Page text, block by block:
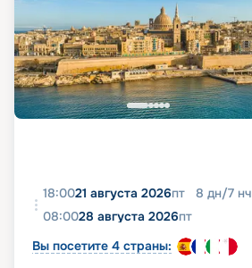
18:0021 августа 2026пт 8 дн/7 нч
08:0028 августа 2026пт
Вы посетите 4 страны: